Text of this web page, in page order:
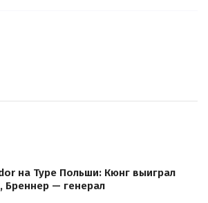
на Туре Польши: Кюнг выиграл
Бреннер — генерал